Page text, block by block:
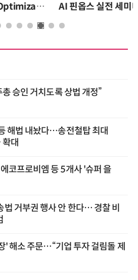
: 폭증하는 AI 토큰 비용 관리 전략
총 승인 거치도록 상법 개정”
해법 내놨다…송전철탑 최대
대
코프로비엠 등 5개사 '슈퍼 을
법 거부권 행사 안 한다… 경찰 비
' 해소 주문…“기업 투자 걸림돌 제